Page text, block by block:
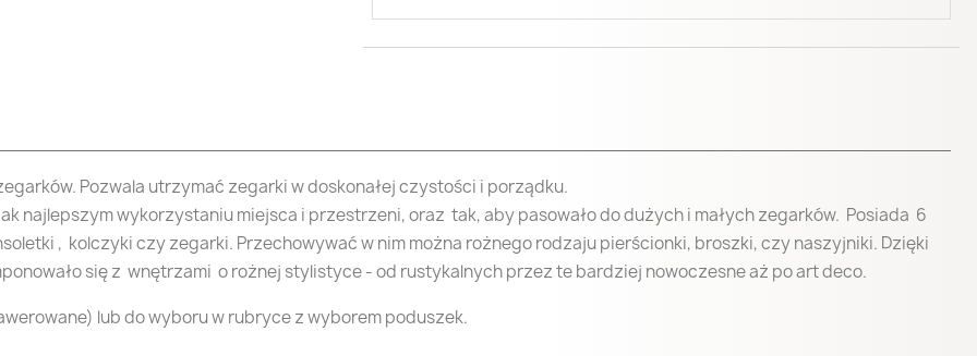
Pozwala utrzymać zegarki w doskonałej czystości i porządku.
najlepszym wykorzystaniu miejsca i przestrzeni, oraz tak, aby pasowało do dużych i małych zegarków. Posiada 6
, kolczyki czy zegarki. Przechowywać w nim można rożnego rodzaju pierścionki, broszki, czy naszyjniki. Dzięki
się z wnętrzami o rożnej stylistyce - od rustykalnych przez te bardziej nowoczesne aż po art deco.
lub do wyboru w rubryce z wyborem poduszek.